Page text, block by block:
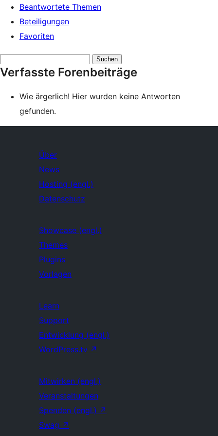
Beantwortete Themen
Beteiligungen
Favoriten
suchen:
Verfasste Forenbeiträge
Wie ärgerlich! Hier wurden keine Antworten
gefunden.
Über
News
Hosting (engl.)
Datenschutz
Showcase (engl.)
Themes
Plugins
Vorlagen
Learn
Support
Entwicklung (engl.)
WordPress.tv ↗
Mitwirken (engl.)
Veranstaltungen
Spenden (engl.) ↗
Swag ↗